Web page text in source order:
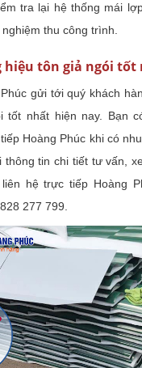
tra lại hệ thống mái
thu công trình.
hiệu tôn giả ngói tốt
gửi tới quý khách
tốt nhất hiện nay. Bạn
Hoàng Phúc khi có
thông tin chi tiết tư vấn,
hệ trực tiếp Hoàng
277 799.